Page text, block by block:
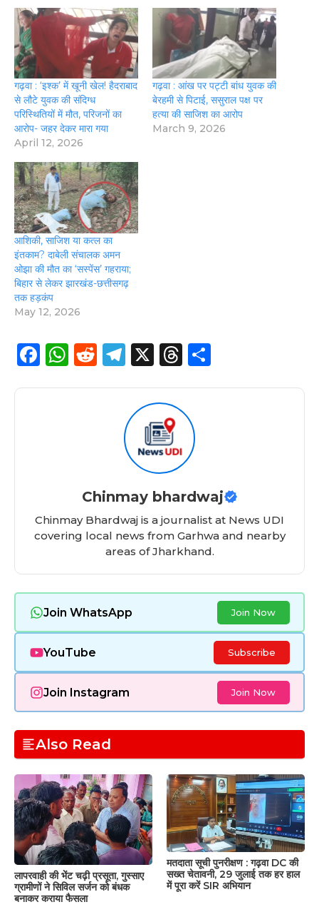
गढ़वा : ‘इश्क’ में खूनी खेल! हैदराबाद
से लौटे युवक की संदिग्ध
परिस्थितियों में मौत, परिजनों का
आरोप- जहर देकर मारा गया
April 12, 2026
गढ़वा : आंख पर पट्टी बांध युवक की
बेरहमी से पिटाई, ससुराल पक्ष पर
हत्या की साजिश का आरोप
March 9, 2026
आशिकी, साजिश या कत्ल का
इंतकाम? दाबेली संचालक अमन
ओझा की मौत का ‘सस्पेंस’ गहराया;
बिहार से लेकर झारखंड-छत्तीसगढ़
तक हड़कंप
May 12, 2026
F
k
W
p
R
T
g
ra
m
X
T
a
d
s
Chinmay bhardwaj
Chinmay Bhardwaj is a journalist at News UDI
covering local news from Garhwa and nearby
areas of Jharkhand.
Join WhatsApp Join Now
YouTube Subscribe
Join Instagram Join Now
Also Read
लापरवाही की भेंट चढ़ी प्रसूता, गुस्साए
ग्रामीणों ने सिविल सर्जन को बंधक
बनाकर कराया फैसला
मतदाता सूची पुनरीक्षण : गढ़वा DC की
सख्त चेतावनी, 29 जुलाई तक हर हाल
में पूरा करें SIR अभियान